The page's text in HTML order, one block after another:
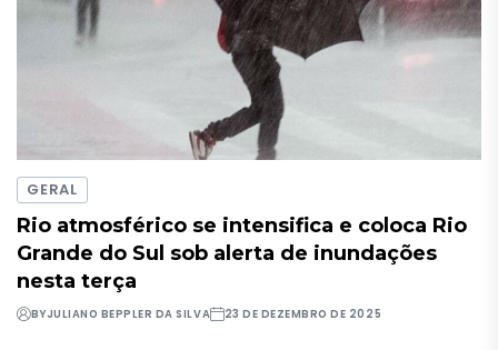
GERAL
Rio atmosférico se intensifica e coloca Rio
Grande do Sul sob alerta de inundações
nesta terça
BYJULIANO BEPPLER DA SILVA 23 DE DEZEMBRO DE 2025